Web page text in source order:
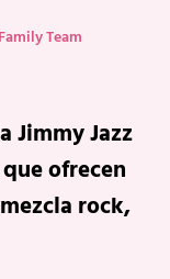
Team
Jimmy Jazz
ofrecen
rock,